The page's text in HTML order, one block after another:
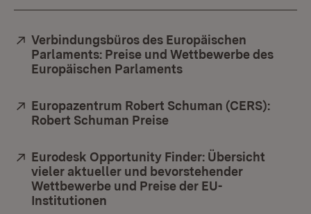
Extern:
Verbindungsbüros des Europäischen
Parlaments: Preise und Wettbewerbe des
Europäischen Parlaments
Extern:
Europazentrum Robert Schuman (CERS):
Robert Schuman Preise
Extern:
Eurodesk Opportunity Finder: Übersicht
vieler aktueller und bevorstehender
Wettbewerbe und Preise der EU-
Institutionen